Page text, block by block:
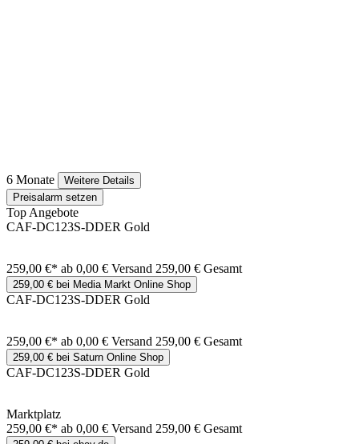
6 Monate
Weitere Details
Preisalarm setzen
Top Angebote
CAF-DC123S-DDER Gold
259,00 €* ab 0,00 € Versand 259,00 € Gesamt
259,00 € bei Media Markt Online Shop
CAF-DC123S-DDER Gold
259,00 €* ab 0,00 € Versand 259,00 € Gesamt
259,00 € bei Saturn Online Shop
CAF-DC123S-DDER Gold
Marktplatz
259,00 €* ab 0,00 € Versand 259,00 € Gesamt